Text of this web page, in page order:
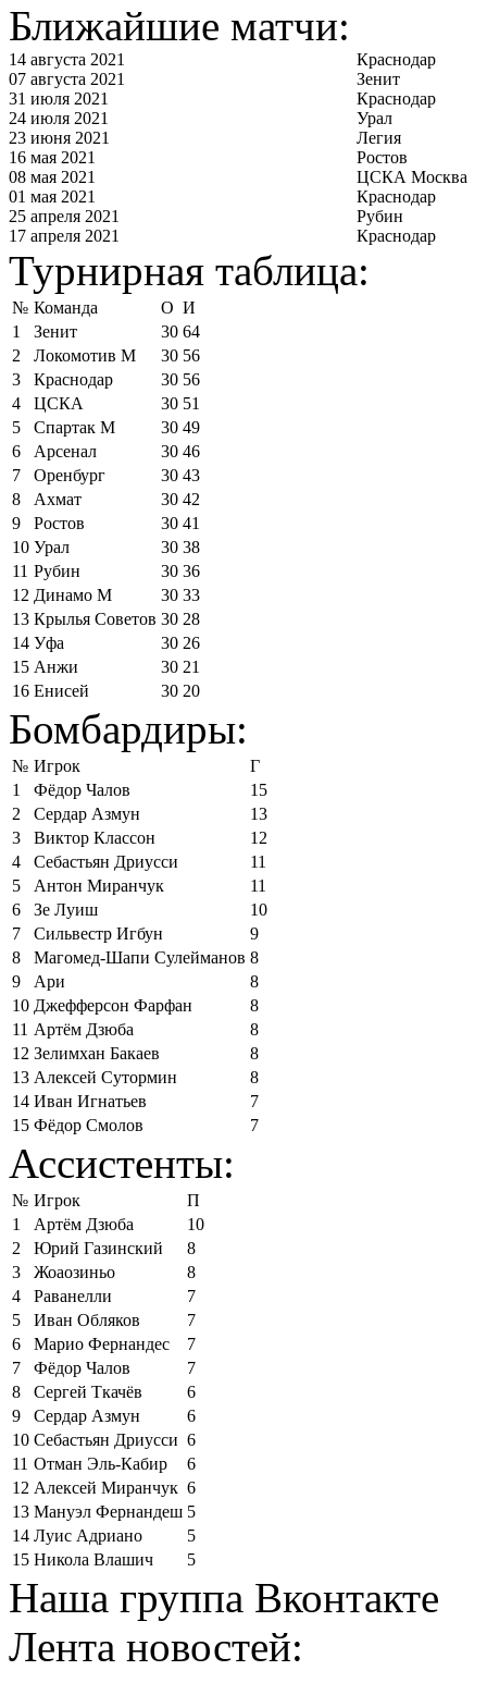
Ближайшие матчи:
14 августа 2021
Краснодар
07 августа 2021
Зенит
31 июля 2021
Краснодар
24 июля 2021
Урал
23 июня 2021
Легия
16 мая 2021
Ростов
08 мая 2021
ЦСКА Москва
01 мая 2021
Краснодар
25 апреля 2021
Рубин
17 апреля 2021
Краснодар
Турнирная таблица:
№ Команда О И
1
Зенит 30 64
2
Локомотив М 30 56
3
Краснодар 30 56
4
ЦСКА 30 51
5
Спартак М 30 49
6
Арсенал 30 46
7
Оренбург 30 43
8
Ахмат 30 42
9
Ростов 30 41
10 Урал 30 38
11 Рубин 30 36
12 Динамо М 30 33
13 Крылья Советов 30 28
14 Уфа 30 26
15 Анжи 30 21
16 Енисей 30 20
Бомбардиры:
№ Игрок
Г
1
Фёдор Чалов
15
2
Сердар Азмун
13
3
Виктор Классон
12
4
Себастьян Дриусси
11
5
Антон Миранчук
11
6
Зе Луиш
10
7
Сильвестр Игбун
9
8
Магомед-Шапи Сулейманов 8
9
Ари
8
10 Джефферсон Фарфан
8
11 Артём Дзюба
8
12 Зелимхан Бакаев
8
13 Алексей Сутормин
8
14 Иван Игнатьев
7
15 Фёдор Смолов 7
Ассистенты:
№ Игрок
П
1
Артём Дзюба
10
2
Юрий Газинский
8
3
Жоаозиньо
8
4
Раванелли
7
5
Иван Обляков
7
6
Марио Фернандес
7
7
Фёдор Чалов
7
8
Сергей Ткачёв
6
9
Сердар Азмун
6
10 Себастьян Дриусси 6
11 Отман Эль-Кабир
6
12 Алексей Миранчук 6
13 Мануэл Фернандеш 5
14 Луис Адриано
5
15 Никола Влашич 5
Наша группа Вконтакте
Лента новостей: